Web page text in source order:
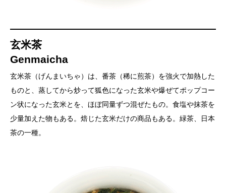
玄米茶
Genmaicha
玄米茶（げんまいちゃ）は、番茶（稀に煎茶）を強火で加熱した
ものと、蒸してから炒って狐色になった玄米や爆ぜてポップコー
ン状になった玄米とを、ほぼ同量ずつ混ぜたもの。食塩や抹茶を
少量加えた物もある。焙じた玄米だけの商品もある。緑茶、日本
茶の一種。